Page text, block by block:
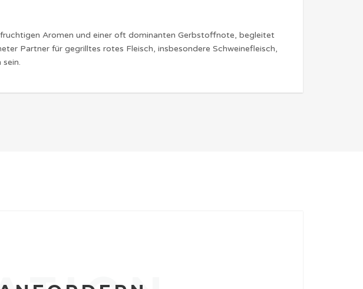
Aromen und einer oft dominanten Gerbstoffnote, begleitet
Partner für gegrilltes rotes Fleisch, insbesondere Schweinefleisch,